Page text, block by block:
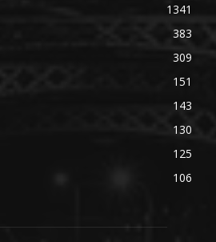
1341
383
309
151
143
130
125
106